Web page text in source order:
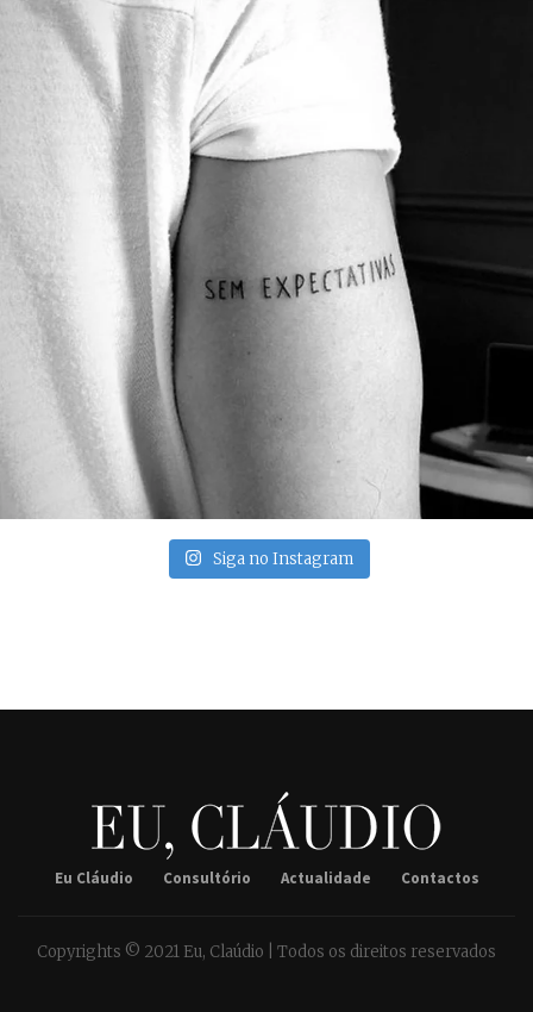
Siga no Instagram
Eu Cláudio Consultório Actualidade Contactos
Copyrights © 2021 Eu, Claúdio | Todos os direitos reservados